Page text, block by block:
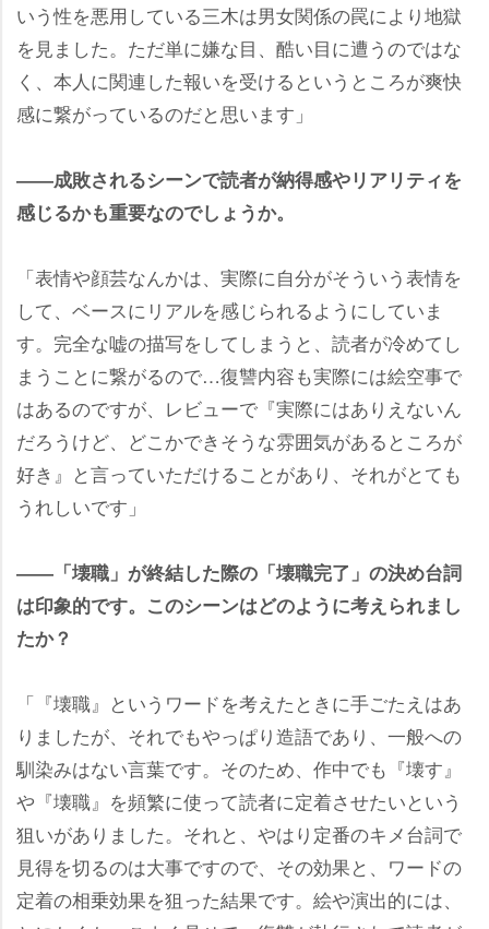
いう性を悪用している三木は男女関係の罠により地獄
を見ました。ただ単に嫌な目、酷い目に遭うのではな
く、本人に関連した報いを受けるというところが爽快
感に繋がっているのだと思います」
――成敗されるシーンで読者が納得感やリアリティを
感じるかも重要なのでしょうか。
「表情や顔芸なんかは、実際に自分がそういう表情を
して、ベースにリアルを感じられるようにしていま
す。完全な嘘の描写をしてしまうと、読者が冷めてし
まうことに繋がるので…復讐内容も実際には絵空事で
はあるのですが、レビューで『実際にはありえないん
だろうけど、どこかできそうな雰囲気があるところが
好き』と言っていただけることがあり、それがとても
うれしいです」
――「壊職」が終結した際の「壊職完了」の決め台詞
は印象的です。このシーンはどのように考えられまし
たか？
「『壊職』というワードを考えたときに手ごたえはあ
りましたが、それでもやっぱり造語であり、一般への
馴染みはない言葉です。そのため、作中でも『壊す』
『壊職』を頻繁に使って読者に定着させたいという
狙いがありました。それと、やはり定番のキメ台詞で
見得を切るのは大事ですので、その効果と、ワードの
定着の相乗効果を狙った結果です。絵や演出的には、